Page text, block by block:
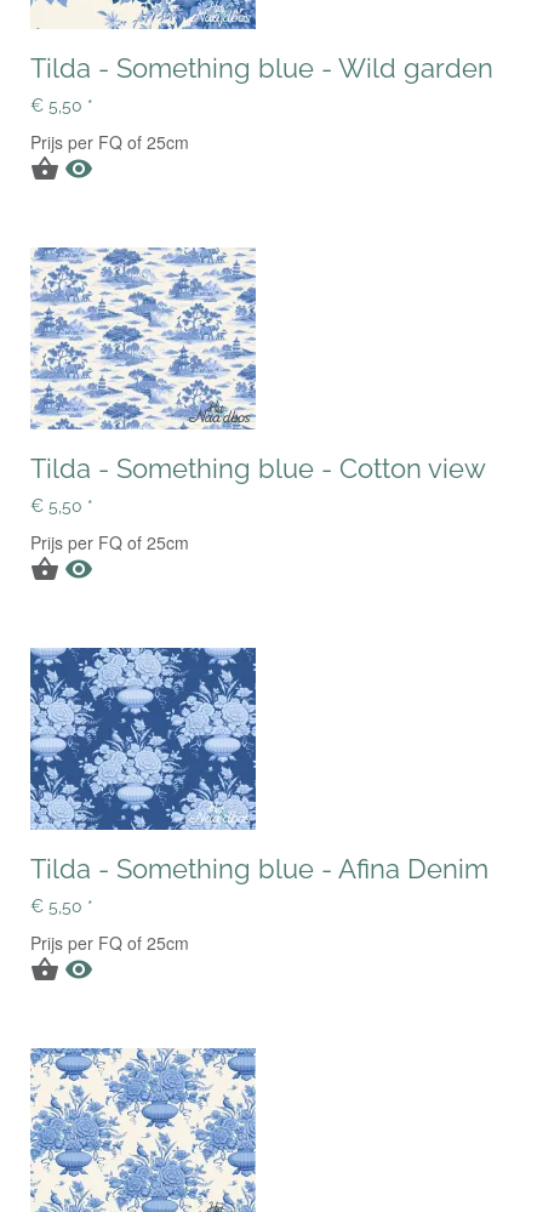
Tilda - Something blue - Wild garden
€ 5,50 *
Prijs per FQ of 25cm
 
Tilda - Something blue - Cotton view
€ 5,50 *
Prijs per FQ of 25cm
 
Tilda - Something blue - Afina Denim
€ 5,50 *
Prijs per FQ of 25cm
 